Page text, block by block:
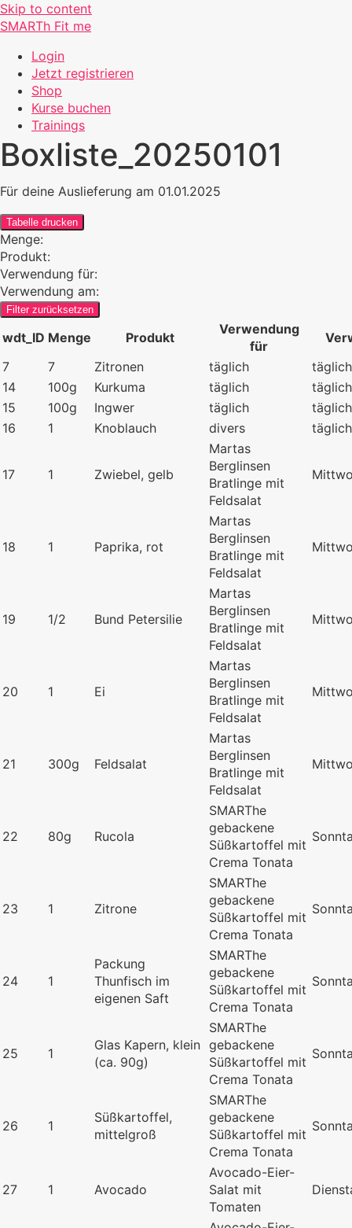
Skip to content
SMARTh Fit me
Login
Jetzt registrieren
Shop
Kurse buchen
Trainings
Boxliste_20250101
Für deine Auslieferung am 01.01.2025
Tabelle drucken
Menge:
Produkt:
Verwendung für:
Verwendung am:
Filter zurücksetzen
wdt_ID Menge Produkt
Verwendung
für
7
7 Zitronen täglich
täglich
14
100g Kurkuma täglich
täglich
15
100g Ingwer täglich
täglich
16
1 Knoblauch divers täglich
17 1 Zwiebel, gelb
Martas
Berglinsen
Bratlinge mit
Feldsalat
18 1 Paprika, rot
Martas
Berglinsen
Bratlinge mit
Feldsalat
19 1/2 Bund Petersilie
Martas
Berglinsen
Bratlinge mit
Feldsalat
20 1 Ei
Martas
Berglinsen
Bratlinge mit
Feldsalat
21 300g Feldsalat
Martas
Berglinsen
Bratlinge mit
Feldsalat
22 80g Rucola
SMARThe
gebackene
Süßkartoffel mit
Crema Tonata
23 1 Zitrone
SMARThe
gebackene
Süßkartoffel mit
Crema Tonata
24 1
Packung
Thunfisch im
eigenen Saft
SMARThe
gebackene
Süßkartoffel mit
Crema Tonata
25 1
Glas Kapern, klein
(ca. 90g)
SMARThe
gebackene
Süßkartoffel mit
Crema Tonata
26 1
Süßkartoffel,
mittelgroß
SMARThe
gebackene
Süßkartoffel mit
Crema Tonata
27 1 Avocado
Avocado-Eier-
Salat mit
Tomaten